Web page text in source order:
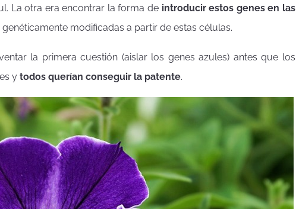
La otra era encontrar la forma de introducir estos genes en las
modificadas a partir de estas células.
la primera cuestión (aislar los genes azules) antes que los
y todos querían conseguir la patente.